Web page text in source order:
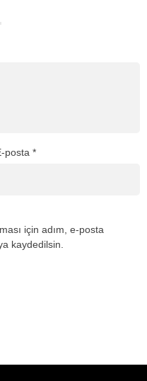
posta*
için adım, e-posta
kaydedilsin.